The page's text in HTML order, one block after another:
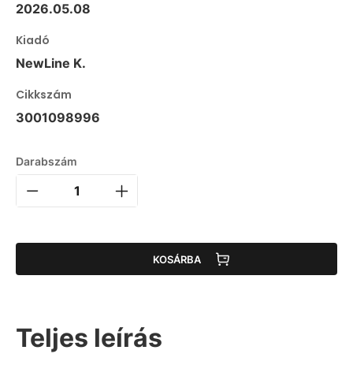
2026.05.08
Kiadó
NewLine K.
Cikkszám
3001098996
Darabszám
KOSÁRBA
Teljes leírás